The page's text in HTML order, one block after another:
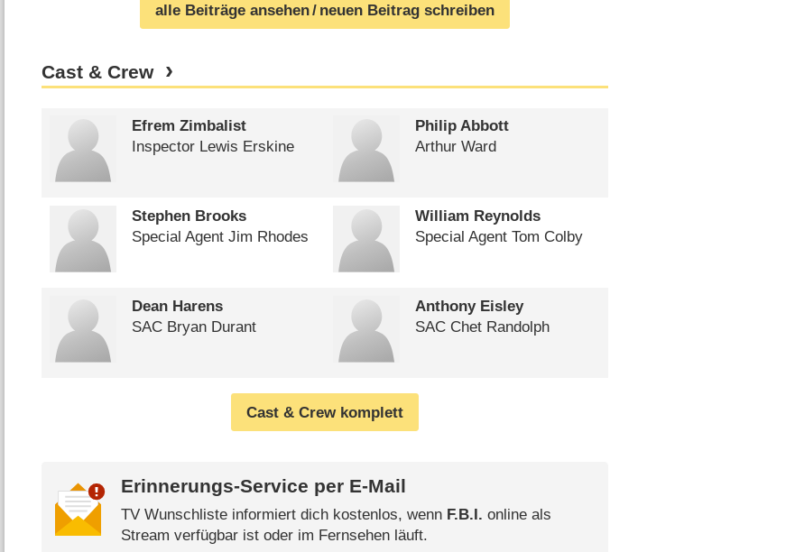
alle Beiträge ansehen/ neuen Beitrag schreiben
Cast & Crew
Efrem Zimbalist
Inspector Lewis Erskine
Philip Abbott
Arthur Ward
Stephen Brooks
Special Agent Jim Rhodes
William Reynolds
Special Agent Tom Colby
Dean Harens
SAC Bryan Durant
Anthony Eisley
SAC Chet Randolph
Cast & Crew komplett
Erinnerungs-Service per E-Mail
TV Wunschliste informiert dich kostenlos, wenn F.B.I. online als
Stream verfügbar ist oder im Fernsehen läuft.